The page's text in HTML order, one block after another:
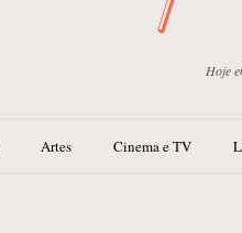
Hoje
Artes Cinema e TV